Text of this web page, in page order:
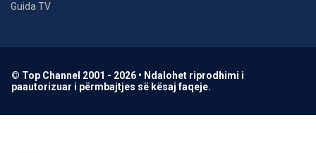
Guida TV
© Top Channel 2001 - 2026 • Ndalohet riprodhimi i
paautorizuar i përmbajtjes së kësaj faqeje.